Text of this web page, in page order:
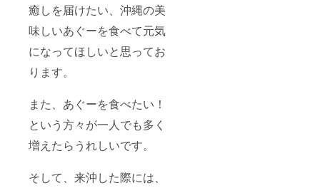
癒しを届けたい、沖縄の美
味しいあぐーを食べて元気
になってほしいと思ってお
ります。
また、あぐーを食べたい！
という方々が一人でも多く
増えたらうれしいです。
そして、来沖した際には、